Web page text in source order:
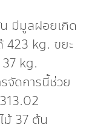
มีมูลฝอยเกิด
423 kg. ขยะ
kg.
จัดการนี้ช่วย
ม้ 37 ต้น